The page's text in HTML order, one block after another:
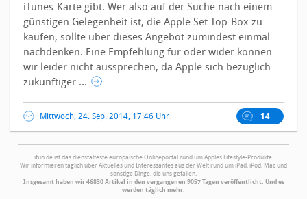
iTunes-Karte gibt. Wer also auf der Suche nach einem
günstigen Gelegenheit ist, die Apple Set-Top-Box zu
kaufen, sollte über dieses Angebot zumindest einmal
nachdenken. Eine Empfehlung für oder wider können
wir leider nicht aussprechen, da Apple sich bezüglich
zukünftiger ...
Mittwoch, 24. Sep. 2014, 17:46 Uhr 14
ifun.de ist das dienstälteste europäische Onlineportal rund um Apples Lifestyle-Produkte.
Wir informieren täglich über Aktuelles und Interessantes aus der Welt rund um iPad, iPod, Mac und
sonstige Dinge, die uns gefallen.
Insgesamt haben wir 46830 Artikel in den vergangenen 9057 Tagen veröffentlicht. Und es
werden täglich mehr.